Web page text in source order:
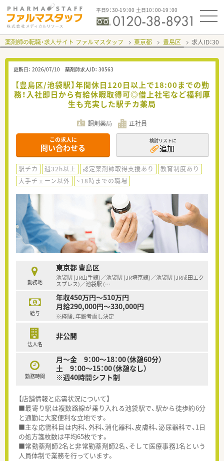
平日9：30-19：00 土日10：00-19：00
薬剤師の転職・求人サイト ファルマスタッフ 東京都 豊島区 求人ID：
更新日： 2026/07/10 薬剤師求人ID： 30563
【豊島区/池袋駅】年間休日120日以上で18:00までの勤
務！入社即日から有給休暇取得可◎借上社宅など福利厚
生も充実した駅チカ薬局
調剤薬局 正社員
この求人に
問い合わせる
検討リストに
追加
駅チカ 週32h以上 認定薬剤師取得支援あり
教育制度あり
大手チェーン以外
~18時までの職場
勤務地
東京都 豊島区
池袋駅 (JR山手線)／池袋駅 (JR埼京線)／池袋駅 (JR成田エク
スプレス)／池袋駅 (…
給与
年収450万円～510万円
月給290,000円～330,000円
※経験、年齢考慮し決定
法人名
非公開
勤務時間
月～金 9：00～18：00（休憩60分）
土 9：00～15：00（休憩なし）
※週40時間シフト制
【店舗情報と応需状況について】
■最寄り駅は複数路線が乗り入れる池袋駅で、駅から徒歩約6分
と通勤に大変便利な立地です。
■主な応需科目は内科、外科、消化器科、皮膚科、泌尿器科で、1日
の処方箋枚数は平均65枚です。
■常勤薬剤師2名と非常勤薬剤師2名、そして医療事務1名という
人員体制で業務を行っています。